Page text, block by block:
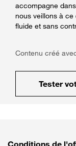
accompagne
nous veillons à
fluide et sans
Contenu créé
Tester
Conditions de